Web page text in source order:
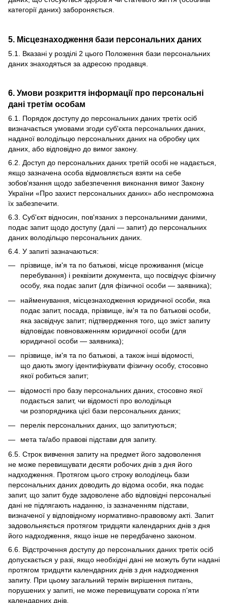
категорії даних) забороняється.
5. Місцезнаходження бази персональних даних
5.1. Вказані у розділі 2 цього Положення бази персональних
даних знаходяться за адресою продавця.
6. Умови розкриття інформації про персональні
дані третім особам
6.1. Порядок доступу до персональних даних третіх осіб
визначається умовами згоди суб'єкта персональних даних,
наданої володільцю персональних даних на обробку цих
даних, або відповідно до вимог закону.
6.2. Доступ до персональних даних третій особі не надається,
якщо зазначена особа відмовляється взяти на себе
зобов'язання щодо забезпечення виконання вимог Закону
України «Про захист персональних даних» або неспроможна
їх забезпечити.
6.3. Суб'єкт відносин, пов'язаних з персональними даними,
подає запит щодо доступу (далі — запит) до персональних
даних володільцю персональних даних.
6.4. У запиті зазначаються:
прізвище, ім'я та по батькові, місце проживання (місце
перебування) і реквізити документа, що посвідчує фізичну
особу, яка подає запит (для фізичної особи — заявника);
найменування, місцезнаходження юридичної особи, яка
подає запит, посада, прізвище, ім'я та по батькові особи,
яка засвідчує запит; підтвердження того, що зміст запиту
відповідає повноваженням юридичної особи (для
юридичної особи — заявника);
прізвище, ім'я та по батькові, а також інші відомості,
що дають змогу ідентифікувати фізичну особу, стосовно
якої робиться запит;
відомості про базу персональних даних, стосовно якої
подається запит, чи відомості про володільця
чи розпорядника цієї бази персональних даних;
перелік персональних даних, що запитуються;
мета та/або правові підстави для запиту.
6.5. Строк вивчення запиту на предмет його задоволення
не може перевищувати десяти робочих днів з дня його
надходження. Протягом цього строку володілець бази
персональних даних доводить до відома особи, яка подає
запит, що запит буде задоволене або відповідні персональні
дані не підлягають наданню, із зазначенням підстави,
визначеної у відповідному нормативно-правовому акті. Запит
задовольняється протягом тридцяти календарних днів з дня
його надходження, якщо інше не передбачено законом.
6.6. Відстрочення доступу до персональних даних третіх осіб
допускається у разі, якщо необхідні дані не можуть бути надані
протягом тридцяти календарних днів з дня надходження
запиту. При цьому загальний термін вирішення питань,
порушених у запиті, не може перевищувати сорока п'яти
календарних днів.